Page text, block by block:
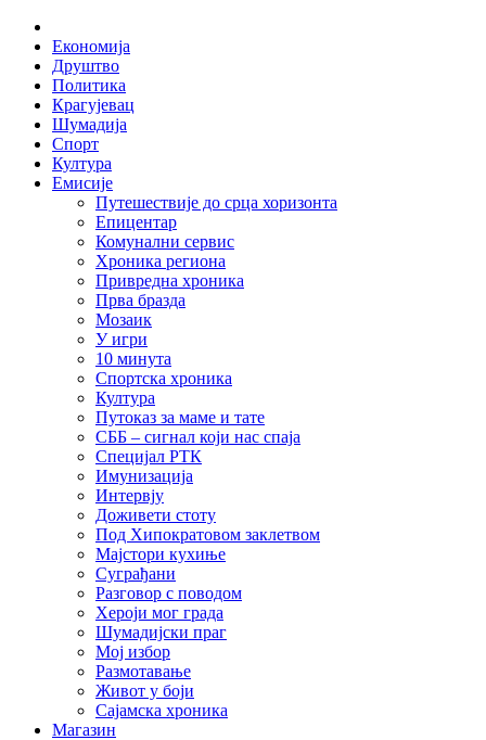
Skip
content
Економија
Друштво
Политика
Крагујевац
Шумадија
Спорт
Култура
Емисије
Путешествије до срца хоризонта
Епицентар
Комунални сервис
Хроника региона
Привредна хроника
Прва бразда
Мозаик
У игри
10 минута
Спортска хроника
Култура
Путоказ за маме и тате
СББ – сигнал који нас спаја
Специјал РТК
Имунизација
Интервју
Доживети стоту
Под Хипократовом заклетвом
Мајстори кухиње
Суграђани
Разговор с поводом
Хероји мог града
Шумадијски праг
Мој избор
Размотавање
Живот у боји
Сајамска хроника
Магазин